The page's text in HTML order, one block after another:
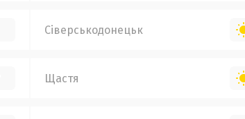
Сіверськодонецьк
Щастя